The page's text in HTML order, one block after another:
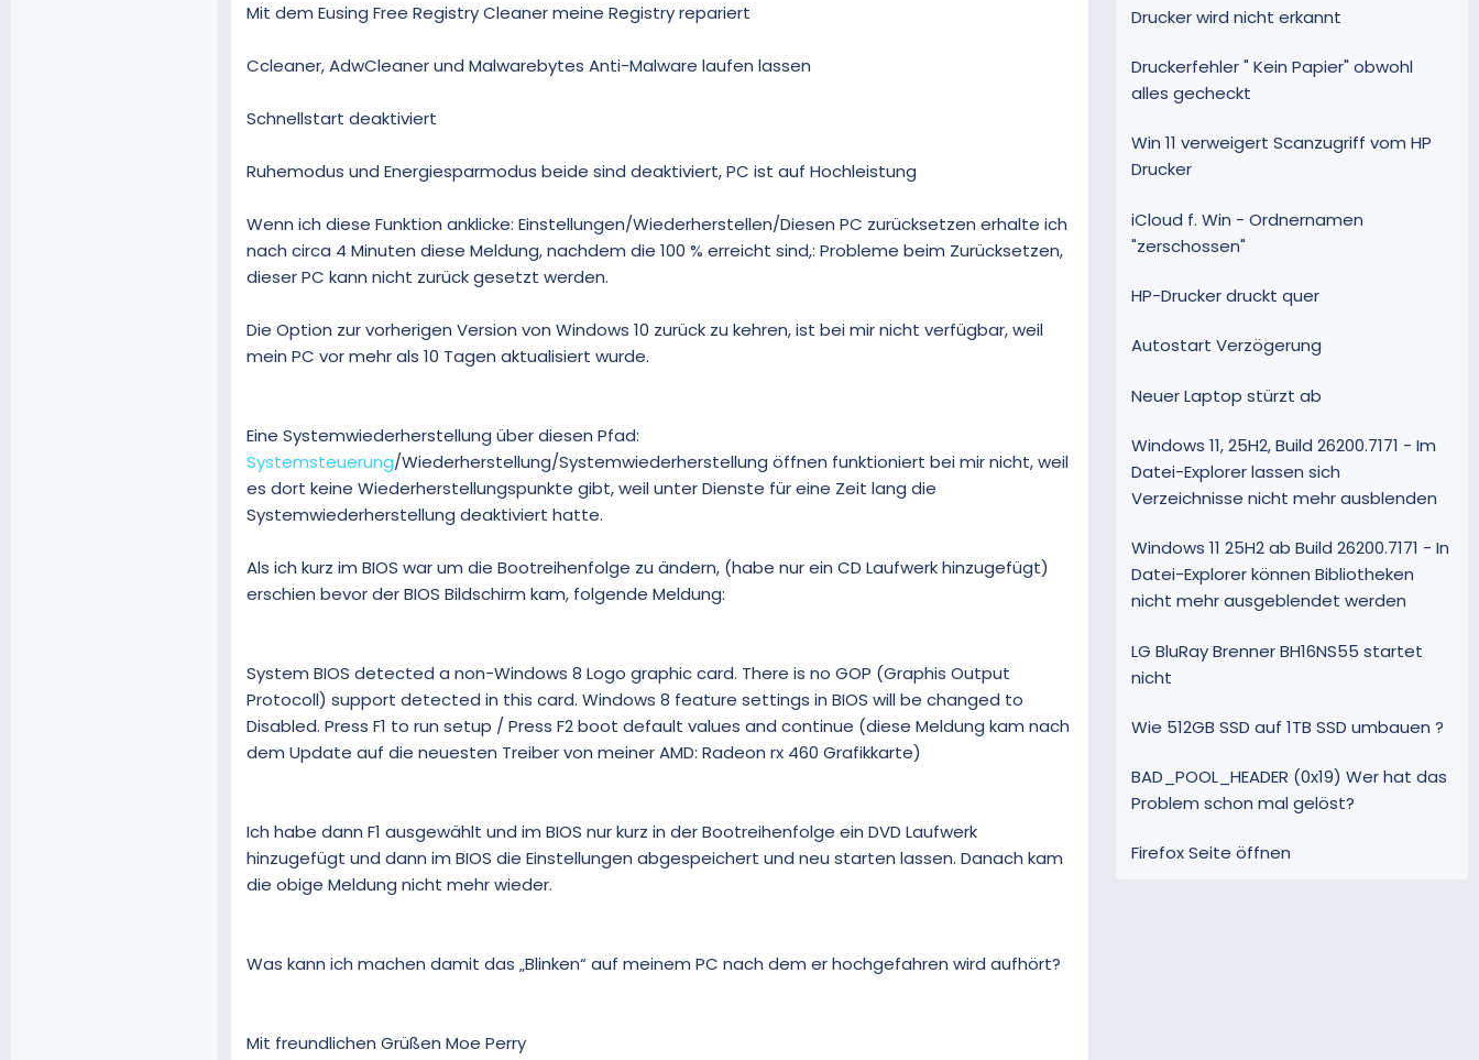
Mit dem Eusing Free Registry Cleaner meine Registry repariert
Ccleaner, AdwCleaner und Malwarebytes Anti-Malware laufen lassen
Schnellstart deaktiviert
Ruhemodus und Energiesparmodus beide sind deaktiviert, PC ist auf Hochleistung
Wenn ich diese Funktion anklicke: Einstellungen/Wiederherstellen/Diesen PC zurücksetzen erhalte ich
nach circa 4 Minuten diese Meldung, nachdem die 100 % erreicht sind,: Probleme beim Zurücksetzen,
dieser PC kann nicht zurück gesetzt werden.
Die Option zur vorherigen Version von Windows 10 zurück zu kehren, ist bei mir nicht verfügbar, weil
mein PC vor mehr als 10 Tagen aktualisiert wurde.
Eine Systemwiederherstellung über diesen Pfad:
Systemsteuerung/Wiederherstellung/Systemwiederherstellung öffnen funktioniert bei mir nicht, weil
es dort keine Wiederherstellungspunkte gibt, weil unter Dienste für eine Zeit lang die
Systemwiederherstellung deaktiviert hatte.
Als ich kurz im BIOS war um die Bootreihenfolge zu ändern, (habe nur ein CD Laufwerk hinzugefügt)
erschien bevor der BIOS Bildschirm kam, folgende Meldung:
System BIOS detected a non-Windows 8 Logo graphic card. There is no GOP (Graphis Output
Protocoll) support detected in this card. Windows 8 feature settings in BIOS will be changed to
Disabled. Press F1 to run setup / Press F2 boot default values and continue (diese Meldung kam nach
dem Update auf die neuesten Treiber von meiner AMD: Radeon rx 460 Grafikkarte)
Ich habe dann F1 ausgewählt und im BIOS nur kurz in der Bootreihenfolge ein DVD Laufwerk
hinzugefügt und dann im BIOS die Einstellungen abgespeichert und neu starten lassen. Danach kam
die obige Meldung nicht mehr wieder.
Was kann ich machen damit das „Blinken“ auf meinem PC nach dem er hochgefahren wird aufhört?
Mit freundlichen Grüßen Moe Perry
Drucker wird nicht erkannt
Druckerfehler " Kein Papier" obwohl
alles gecheckt
Win 11 verweigert Scanzugriff vom HP
Drucker
iCloud f. Win - Ordnernamen
"zerschossen"
HP-Drucker druckt quer
Autostart Verzögerung
Neuer Laptop stürzt ab
Windows 11, 25H2, Build 26200.7171 - Im
Datei-Explorer lassen sich
Verzeichnisse nicht mehr ausblenden
Windows 11 25H2 ab Build 26200.7171 - In
Datei-Explorer können Bibliotheken
nicht mehr ausgeblendet werden
LG BluRay Brenner BH16NS55 startet
nicht
Wie 512GB SSD auf 1TB SSD umbauen ?
BAD_POOL_HEADER (0x19) Wer hat das
Problem schon mal gelöst?
Firefox Seite öffnen